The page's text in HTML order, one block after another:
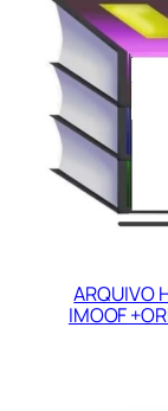
ARQUIVO
IMOOF